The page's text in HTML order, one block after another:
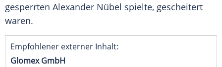
gesperrten Alexander Nübel spielte, gescheitert
waren.
Empfohlener externer Inhalt:
Glomex GmbH